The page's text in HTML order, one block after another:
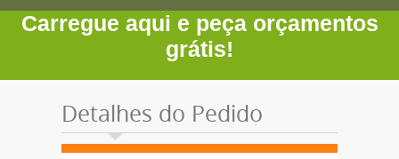
Carregue aqui e peça orçamentos
grátis!
Detalhes do Pedido